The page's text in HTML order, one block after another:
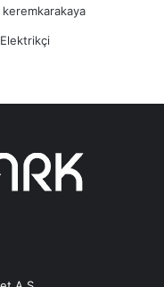
keremkarakaya
Elektrikçi